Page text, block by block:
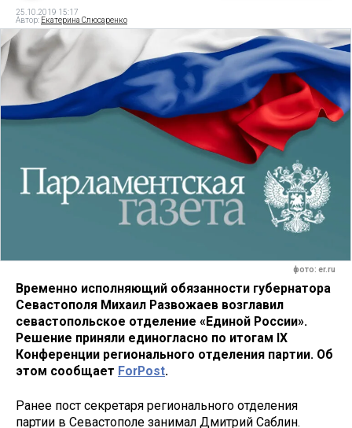
25.10.2019 15:17
Автор: Екатерина Слюсаренко
фото: er.ru
Временно исполняющий обязанности губернатора
Севастополя Михаил Развожаев возглавил
севастопольское отделение «Единой России».
Решение приняли единогласно по итогам IX
Конференции регионального отделения партии. Об
этом сообщает ForPost.
Ранее пост секретаря регионального отделения
партии в Севастополе занимал Дмитрий Саблин.